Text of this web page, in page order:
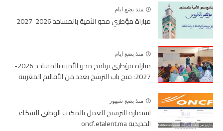
منذ بضع ايام
مباراة مؤطري محو الأمية بالمساجد 2026-2027
منذ بضع ايام
مباراة مؤطري برنامج محو الأمية بالمساجد 2026-
2027: فتح باب الترشح بعدد من الأقاليم المغربية
منذ بضع شهور
استمارة الترشيح للعمل بالمكتب الوطني للسكك
الحديدية oncf.etalent.ma